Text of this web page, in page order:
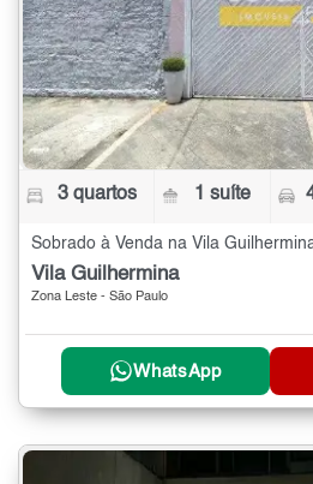
3 quartos 1 suíte
Sobrado à Venda na Vila
Vila Guilhermina
Zona Leste - São Paulo
WhatsApp